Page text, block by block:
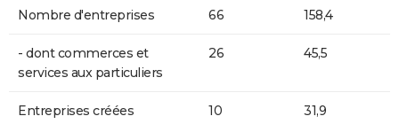
Nombre d'entreprises 66 158,4
- dont commerces et
services aux particuliers
26 45,5
Entreprises créées 10 31,9